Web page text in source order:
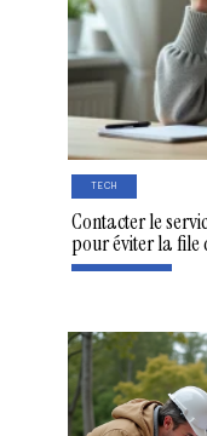
TECH
Contacter le
pour éviter la file